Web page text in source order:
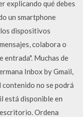
explicando qué debes
un smartphone
dispositivos
colabora o
entrada". Muchas de
Inbox by Gmail,
no se podrá
está disponible en
Ordena